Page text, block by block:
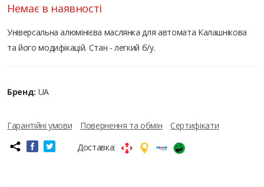
Немає в наявності
Універсальна алюмінієва маслянка для автомата Калашнікова
та його модифікацій. Стан - легкий б/у.
Бренд: UA
Гарантійні умови Повернення та обмін
Сертифікати
Доставка: